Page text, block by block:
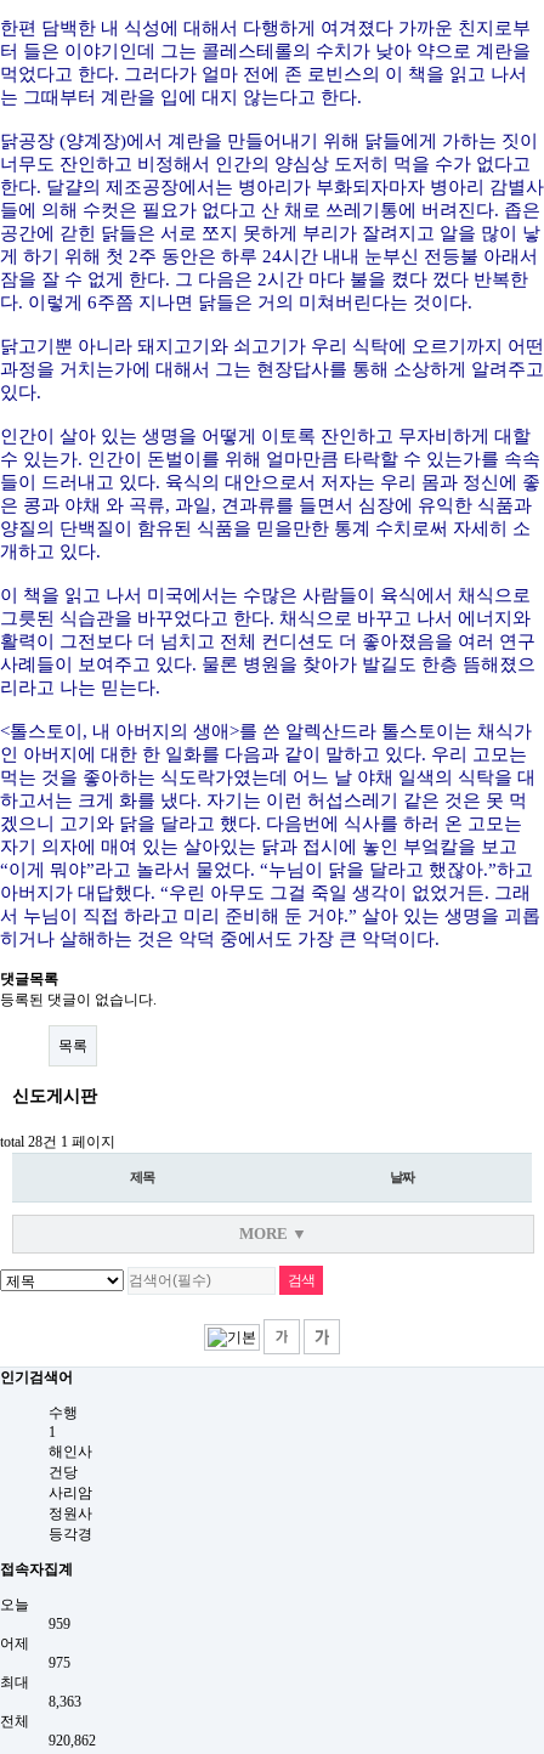
한편 담백한 내 식성에 대해서 다행하게 여겨졌다 가까운 친지로부
터 들은 이야기인데 그는 콜레스테롤의 수치가 낮아 약으로 계란을
먹었다고 한다. 그러다가 얼마 전에 존 로빈스의 이 책을 읽고 나서
는 그때부터 계란을 입에 대지 않는다고 한다.
닭공장 (양계장)에서 계란을 만들어내기 위해 닭들에게 가하는 짓이
너무도 잔인하고 비정해서 인간의 양심상 도저히 먹을 수가 없다고
한다. 달걀의 제조공장에서는 병아리가 부화되자마자 병아리 감별사
들에 의해 수컷은 필요가 없다고 산 채로 쓰레기통에 버려진다. 좁은
공간에 갇힌 닭들은 서로 쪼지 못하게 부리가 잘려지고 알을 많이 낳
게 하기 위해 첫 2주 동안은 하루 24시간 내내 눈부신 전등불 아래서
잠을 잘 수 없게 한다. 그 다음은 2시간 마다 불을 켰다 껐다 반복한
다. 이렇게 6주쯤 지나면 닭들은 거의 미쳐버린다는 것이다.
닭고기뿐 아니라 돼지고기와 쇠고기가 우리 식탁에 오르기까지 어떤
과정을 거치는가에 대해서 그는 현장답사를 통해 소상하게 알려주고
있다.
인간이 살아 있는 생명을 어떻게 이토록 잔인하고 무자비하게 대할
수 있는가. 인간이 돈벌이를 위해 얼마만큼 타락할 수 있는가를 속속
들이 드러내고 있다. 육식의 대안으로서 저자는 우리 몸과 정신에 좋
은 콩과 야채 와 곡류, 과일, 견과류를 들면서 심장에 유익한 식품과
양질의 단백질이 함유된 식품을 믿을만한 통계 수치로써 자세히 소
개하고 있다.
이 책을 읽고 나서 미국에서는 수많은 사람들이 육식에서 채식으로
그릇된 식습관을 바꾸었다고 한다. 채식으로 바꾸고 나서 에너지와
활력이 그전보다 더 넘치고 전체 컨디션도 더 좋아졌음을 여러 연구
사례들이 보여주고 있다. 물론 병원을 찾아가 발길도 한층 뜸해졌으
리라고 나는 믿는다.
<톨스토이, 내 아버지의 생애>를 쓴 알렉산드라 톨스토이는 채식가
인 아버지에 대한 한 일화를 다음과 같이 말하고 있다. 우리 고모는
먹는 것을 좋아하는 식도락가였는데 어느 날 야채 일색의 식탁을 대
하고서는 크게 화를 냈다. 자기는 이런 허섭스레기 같은 것은 못 먹
겠으니 고기와 닭을 달라고 했다. 다음번에 식사를 하러 온 고모는
자기 의자에 매여 있는 살아있는 닭과 접시에 놓인 부엌칼을 보고
“이게 뭐야”라고 놀라서 물었다. “누님이 닭을 달라고 했잖아.”하고
아버지가 대답했다. “우린 아무도 그걸 죽일 생각이 없었거든. 그래
서 누님이 직접 하라고 미리 준비해 둔 거야.” 살아 있는 생명을 괴롭
히거나 살해하는 것은 악덕 중에서도 가장 큰 악덕이다.
댓글목록
등록된 댓글이 없습니다.
목록
신도게시판
total 28건 1 페이지
제목 날짜
MORE ▼
인기검색어
수행
1
해인사
건당
사리암
정원사
등각경
접속자집계
오늘
959
어제
975
최대
8,363
전체
920,862